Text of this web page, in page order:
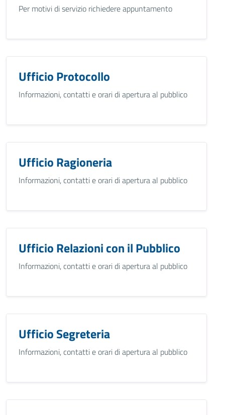
Per motivi di servizio richiedere appuntamento
Ufficio Protocollo
Informazioni, contatti e orari di apertura al pubblico
Ufficio Ragioneria
Informazioni, contatti e orari di apertura al pubblico
Ufficio Relazioni con il Pubblico
Informazioni, contatti e orari di apertura al pubblico
Ufficio Segreteria
Informazioni, contatti e orari di apertura al pubblico